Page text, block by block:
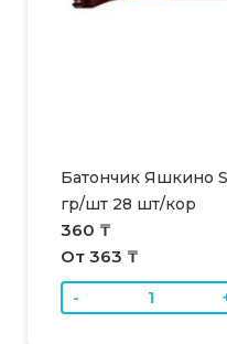
Батончик Яшкино
гр/шт 28 шт/кор
360 ₸
От 363 ₸
-